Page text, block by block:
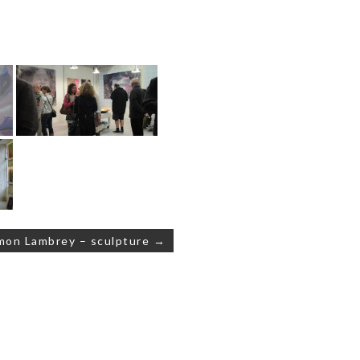
Lambrey – sculpture →